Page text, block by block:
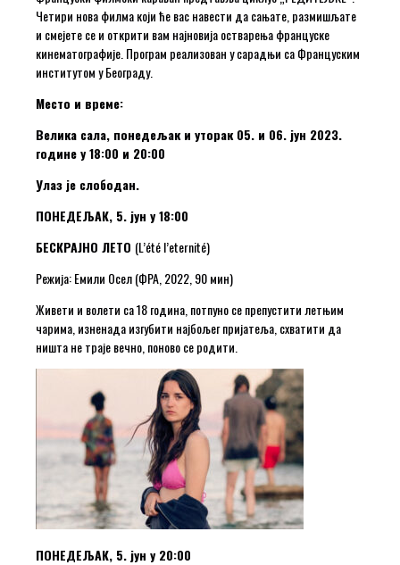
Четири нова филма који ће вас навести да сањате, размишљате
и смејете се и открити вам најновија остварења француске
кинематографије. Програм реализован у сарадњи са Француским
институтом у Београду.
Место и време:
Велика сала, понедељак и уторак 05. и 06. јун 2023.
године у 18:00 и 20:00
Улаз је слободан.
ПОНЕДЕЉАК, 5. јун у 18:00
БЕСКРАЈНО ЛЕТО (L’été l’eternité)
Режија: Емили Осел (ФРА, 2022, 90 мин)
Живети и волети са 18 година, потпуно се препустити летњим
чарима, изненада изгубити најбољег пријатеља, схватити да
ништа не траје вечно, поново се родити.
ПОНЕДЕЉАК, 5. јун у 20:00